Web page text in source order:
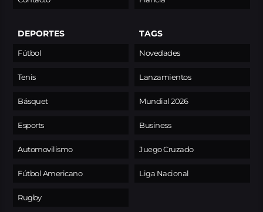
DEPORTES
Fútbol
Tenis
Básquet
Esports
Automovilismo
Fútbol Americano
Rugby
TAGS
Novedades
Lanzamientos
Mundial 2026
Business
Juego Cruzado
Liga Nacional